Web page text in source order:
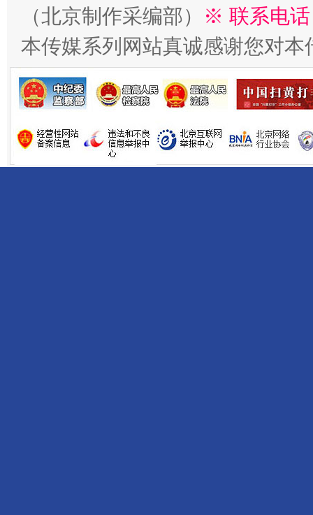
魏明亮
（北京制作采编部）
※ 联系电
本传媒系列网站真诚感谢您对